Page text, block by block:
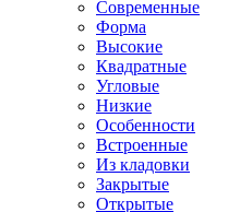
Современные
Форма
Высокие
Квадратные
Угловые
Низкие
Особенности
Встроенные
Из кладовки
Закрытые
Открытые